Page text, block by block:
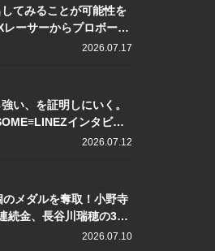
してみることが可能性を
レーサーからプロボート
身。上田龍星が体現する
2026.07.17
い、を証明しにいく。
インタビュ
2026.07.12
のメダルを奪取！小野寺
続金、長谷川瑞穂の3メ
数々の快挙をプレイバッ
2026.07.10